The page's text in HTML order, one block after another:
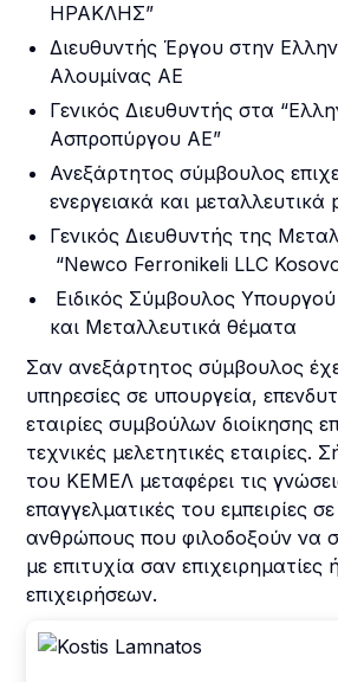
ΗΡΑΚΛΗΣ”
Διευθυντής Έργου στην
Αλουμίνας ΑΕ
Γενικός Διευθυντής στα
Ασπροπύργου ΑΕ”
Ανεξάρτητος σύμβουλος
ενεργειακά και μεταλλευτικά
Γενικός Διευθυντής της
“Newco Ferronikeli LLC
Ειδικός Σύμβουλος
και Μεταλλευτικά θέματα
Σαν ανεξάρτητος σύμβουλος
υπηρεσίες σε υπουργεία,
εταιρίες συμβούλων διοίκησης
τεχνικές μελετητικές εταιρίες.
του ΚΕΜΕΛ μεταφέρει τις
επαγγελματικές του εμπειρίες
ανθρώπους που φιλοδοξούν να
με επιτυχία σαν επιχειρηματίες
επιχειρήσεων.